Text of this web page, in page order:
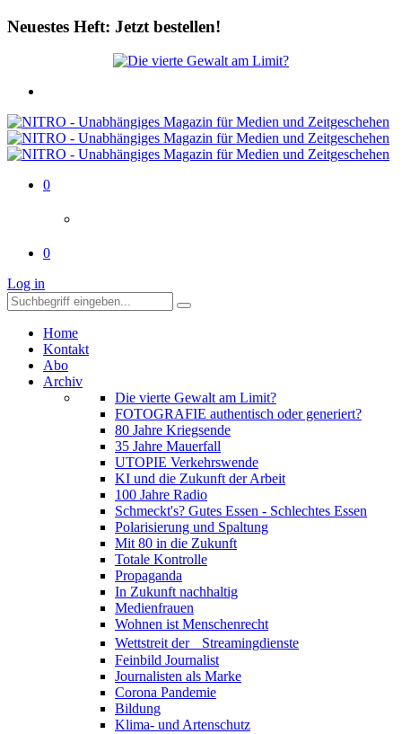
Neuestes Heft: Jetzt bestellen!
0
0
Log in
Home
Kontakt
Abo
Archiv
Die vierte Gewalt am Limit?
FOTOGRAFIE authentisch oder generiert?
80 Jahre Kriegsende
35 Jahre Mauerfall
UTOPIE Verkehrswende
KI und die Zukunft der Arbeit
100 Jahre Radio
Schmeckt's? Gutes Essen - Schlechtes Essen
Polarisierung und Spaltung
Mit 80 in die Zukunft
Totale Kontrolle
Propaganda
In Zukunft nachhaltig
Medienfrauen
Wohnen ist Menschenrecht
Wettstreit der Streamingdienste
Feinbild Journalist
Journalisten als Marke
Corona Pandemie
Bildung
Klima- und Artenschutz